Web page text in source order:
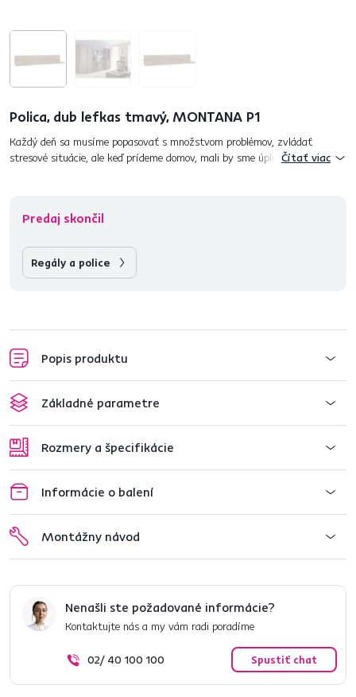
Polica, dub lefkas tmavý, MONTANA P1
Každý deň sa musíme popasovať s množstvom problémov, zvládať
stresové situácie, ale keď prídeme domov, mali by sme úplne vypnúť a
Čítať viac
Predaj skončil
Regály a police
Popis produktu
Základné parametre
Rozmery a špecifikácie
Informácie o balení
Montážny návod
Nenašli ste požadované informácie?
Kontaktujte nás a my vám radi poradíme
02/ 40 100 100 Spustiť chat